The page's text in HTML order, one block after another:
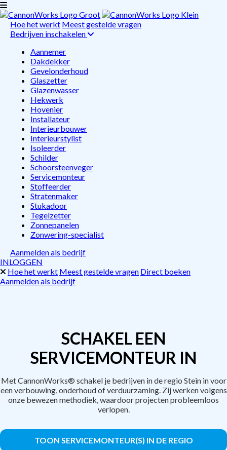
Hoe het werkt Meest gestelde vragen
Bedrijven inschakelen
Aannemer
Dakdekker
Gevelonderhoud
Glaszetter
Glazenwasser
Hekwerk
Hovenier
Installateur
Interieurbouwer
Interieurstylist
Isoleerder
Schilder
Schoorsteenveger
Servicemonteur
Stoffeerder
Stratenmaker
Stukadoor
Tegelzetter
Zonnepanelen
Zonwering-specialist
Aanmelden als bedrijf
INLOGGEN
Hoe het werkt Meest gestelde vragen Direct boeken
Aanmelden als bedrijf
SCHAKEL EEN
SERVICEMONTEUR IN
Met CannonWorks® schakel je bedrijven in de regio Stein in voor
een verbouwing, onderhoud of verduurzaming. Zij werken volgens
onze bewezen methodiek, waardoor projecten probleemloos
verlopen.
TOON SERVICEMONTEUR(S) IN DE REGIO